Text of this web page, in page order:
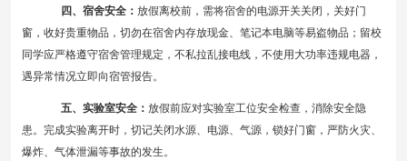
四、宿舍安全： 放假离校前，需将宿舍的电源开关关闭，关好门
窗，收好贵重物品，切勿在宿舍内存放现金、笔记本电脑等易盗物品；留校
同学应严格遵守宿舍管理规定，不私拉乱接电线，不使用大功率违规电器，
遇异常情况立即向宿管报告。
五、实验室安全： 放假前应对实验室工位安全检查，消除安全隐
患。完成实验离开时，切记关闭水源、电源、气源，锁好门窗，严防火灾、
爆炸、气体泄漏等事故的发生。